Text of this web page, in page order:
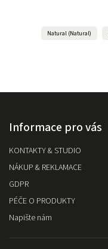
Natural (Natural)
Informace pro vás
KONTAKTY & STUDIO
NÁKUP & REKLAMACE
GDPR
PÉČE O PRODUKTY
Napište nám